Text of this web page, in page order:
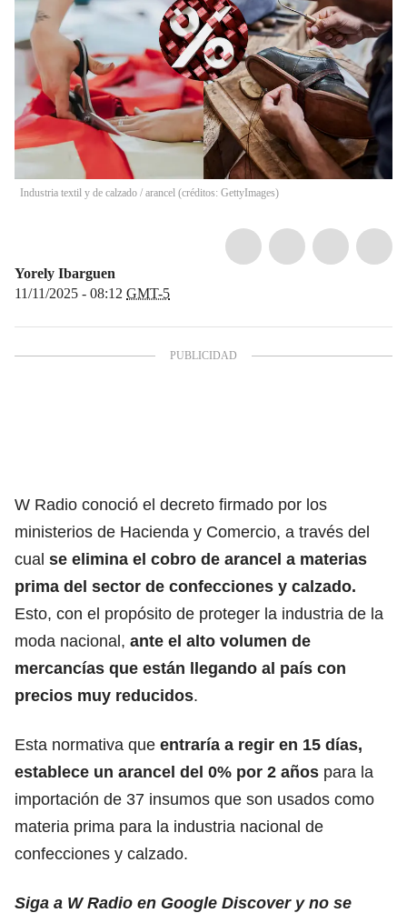
Industria textil y de calzado / arancel (créditos: GettyImages)
Yorely Ibarguen
11/11/2025 - 08:12 GMT-5
W Radio conoció el decreto firmado por los
ministerios de Hacienda y Comercio, a través del
cual se elimina el cobro de arancel a materias
prima del sector de confecciones y calzado.
Esto, con el propósito de proteger la industria de la
moda nacional, ante el alto volumen de
mercancías que están llegando al país con
precios muy reducidos.
Esta normativa que entraría a regir en 15 días,
establece un arancel del 0% por 2 años para la
importación de 37 insumos que son usados como
materia prima para la industria nacional de
confecciones y calzado.
Siga a W Radio en Google Discover y no se